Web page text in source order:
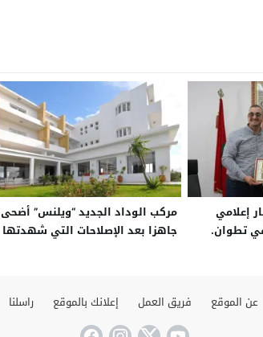
إعلامي
مركب الوداد الجديد “ويلنس” أضحى
جاهزا بعد الإصلاحات التي شهدتها
عن الموقع فريق العمل إعلانك بالموقع راسلنا